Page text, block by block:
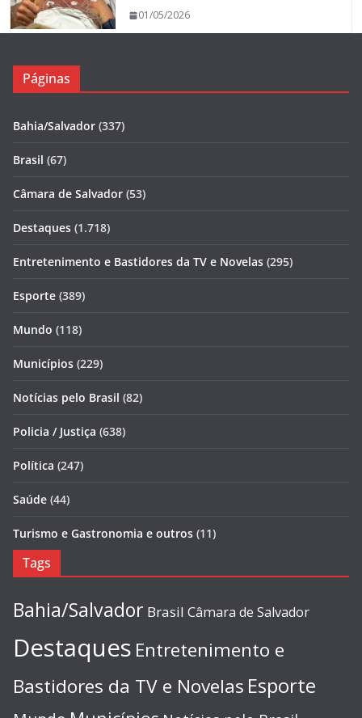
01/05/2026
Páginas
Bahia/Salvador (337)
Brasil (67)
Câmara de Salvador (53)
Destaques (1.718)
Entretenimento e Bastidores da TV e Novelas (295)
Esporte (389)
Mundo (118)
Municípios (229)
Notícias pelo Brasil (82)
Policia / Justiça (638)
Política (247)
Saúde (44)
Turismo e Gastronomia e outros (11)
Tags
Bahia/Salvador Brasil Câmara de Salvador
Destaques Entretenimento e
Bastidores da TV e Novelas Esporte